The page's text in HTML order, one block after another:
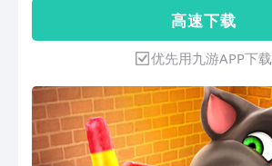
高 速 下 载
优先用九游APP下载